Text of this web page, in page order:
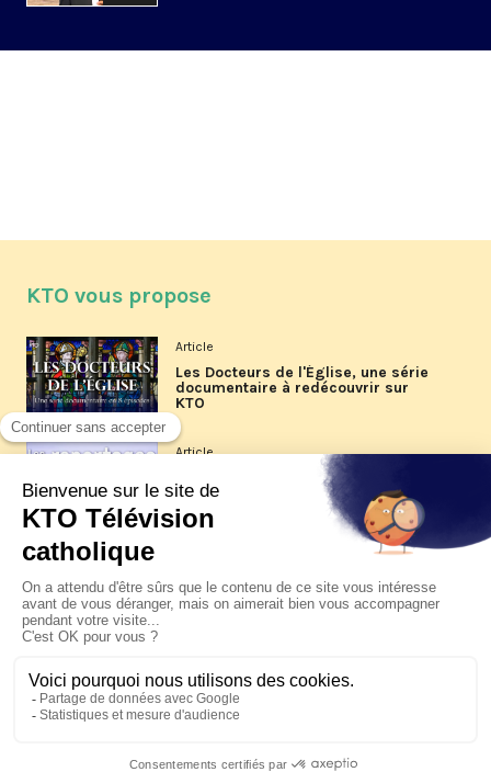
KTO vous propose
Article
Les Docteurs de l'Église, une série
documentaire à redécouvrir sur
KTO
Article
Les reportages d'été 2026 de KTO
La visite pastorale du pape Léon
XIV à Assise à suivre sur KTO le
jeudi 6 août
Le pape en Uruguay, Argentine et
Pérou du 6 au 17 novembre 2026